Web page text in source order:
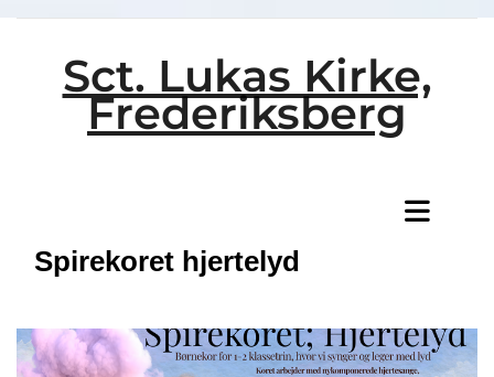
Sct. Lukas Kirke,
Frederiksberg
Spirekoret hjertelyd